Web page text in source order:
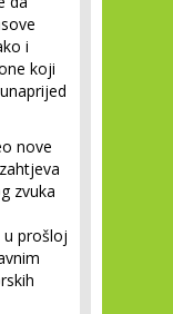
i
koji
nove
zvuka
u prošloj